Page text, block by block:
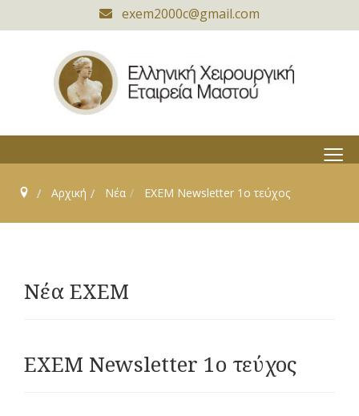
exem2000c@gmail.com
≡
Αρχική Νέα ΕΧΕΜ Newsletter 1ο τεύχος
Νέα ΕΧΕΜ
ΕΧΕΜ Newsletter 1ο τεύχος